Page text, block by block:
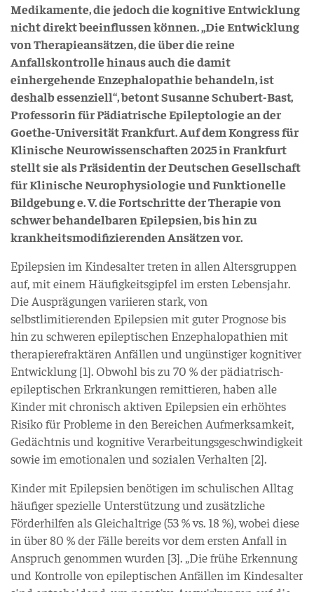
Medikamente, die jedoch die kognitive Entwicklung
nicht direkt beeinflussen können. „Die Entwicklung
von Therapieansätzen, die über die reine
Anfallskontrolle hinaus auch die damit
einhergehende Enzephalopathie behandeln, ist
deshalb essenziell“, betont Susanne Schubert-Bast,
Professorin für Pädiatrische Epileptologie an der
Goethe-Universität Frankfurt. Auf dem Kongress für
Klinische Neurowissenschaften 2025 in Frankfurt
stellt sie als Präsidentin der Deutschen Gesellschaft
für Klinische Neurophysiologie und Funktionelle
Bildgebung e. V. die Fortschritte der Therapie von
schwer behandelbaren Epilepsien, bis hin zu
krankheitsmodifizierenden Ansätzen vor.
Epilepsien im Kindesalter treten in allen Altersgruppen
auf, mit einem Häufigkeitsgipfel im ersten Lebensjahr.
Die Ausprägungen variieren stark, von
selbstlimitierenden Epilepsien mit guter Prognose bis
hin zu schweren epileptischen Enzephalopathien mit
therapierefraktären Anfällen und ungünstiger kognitiver
Entwicklung [1]. Obwohl bis zu 70 % der pädiatrisch-
epileptischen Erkrankungen remittieren, haben alle
Kinder mit chronisch aktiven Epilepsien ein erhöhtes
Risiko für Probleme in den Bereichen Aufmerksamkeit,
Gedächtnis und kognitive Verarbeitungsgeschwindigkeit
sowie im emotionalen und sozialen Verhalten [2].
Kinder mit Epilepsien benötigen im schulischen Alltag
häufiger spezielle Unterstützung und zusätzliche
Förderhilfen als Gleichaltrige (53 % vs. 18 %), wobei diese
in über 80 % der Fälle bereits vor dem ersten Anfall in
Anspruch genommen wurden [3]. „Die frühe Erkennung
und Kontrolle von epileptischen Anfällen im Kindesalter